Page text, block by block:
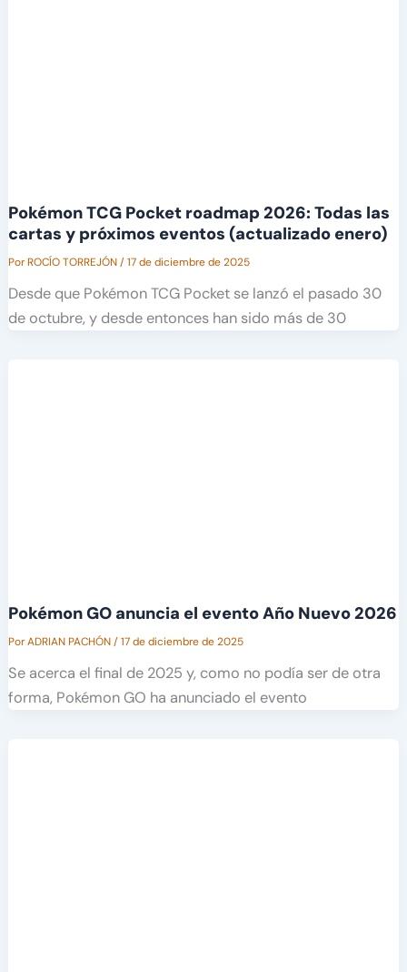
Pokémon TCG Pocket roadmap 2026: Todas las
cartas y próximos eventos (actualizado enero)
PorROCÍO TORREJÓN/17 de diciembre de 2025
Desde que Pokémon TCG Pocket se lanzó el pasado 30
de octubre, y desde entonces han sido más de 30
Pokémon GO anuncia el evento Año Nuevo 2026
PorADRIAN PACHÓN/17 de diciembre de 2025
Se acerca el final de 2025 y, como no podía ser de otra
forma, Pokémon GO ha anunciado el evento